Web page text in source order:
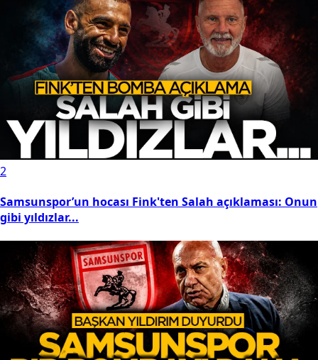
2
Samsunspor’un hocası Fink'ten Salah açıklaması: Onun
gibi yıldızlar...